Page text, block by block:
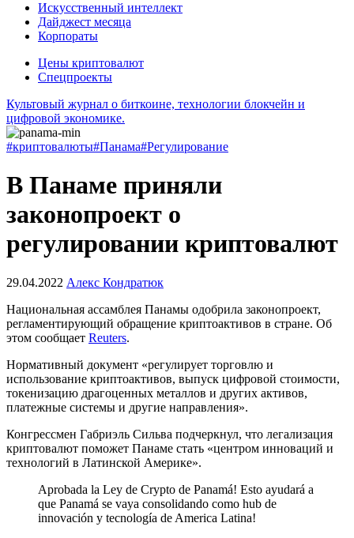
Искусственный интеллект
Дайджест месяца
Корпораты
Цены криптовалют
Спецпроекты
Культовый журнал о биткоине, технологии блокчейн и
цифровой экономике.
#криптовалюты#Панама#Регулирование
В Панаме приняли
законопроект о
регулировании криптовалют
29.04.2022 Алекс Кондратюк
Национальная ассамблея Панамы одобрила законопроект,
регламентирующий обращение криптоактивов в стране. Об
этом сообщает Reuters.
Нормативный документ «регулирует торговлю и
использование криптоактивов, выпуск цифровой стоимости,
токенизацию драгоценных металлов и других активов,
платежные системы и другие направления».
Конгрессмен Габриэль Сильва подчеркнул, что легализация
криптовалют поможет Панаме стать «центром инноваций и
технологий в Латинской Америке».
Aprobada la Ley de Crypto de Panamá! Esto ayudará a
que Panamá se vaya consolidando como hub de
innovación y tecnología de America Latina!